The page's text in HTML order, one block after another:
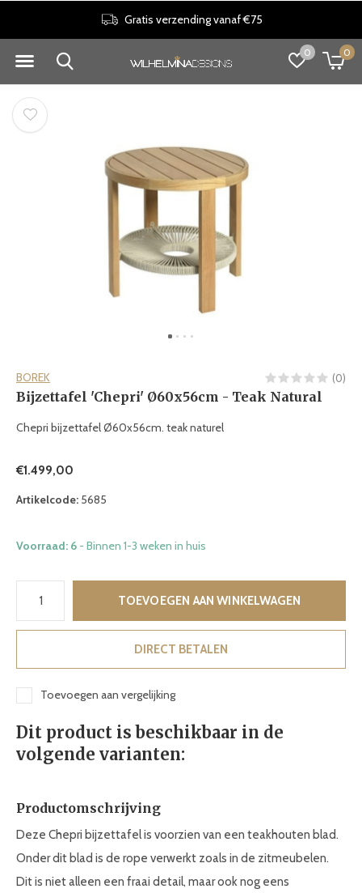
0 0
Gratis verzending vanaf €75
BOREK (0)
Bijzettafel 'Chepri' Ø60x56cm - Teak Natural
Chepri bijzettafel Ø60x56cm. teak naturel
€1.499,00
Artikelcode: 5685
Voorraad: 6 - Binnen 1-3 weken in huis
TOEVOEGEN AAN WINKELWAGEN
DIRECT BETALEN
Toevoegen aan vergelijking
Dit product is beschikbaar in de
volgende varianten:
Productomschrijving
Deze Chepri bijzettafel is voorzien van een teakhouten blad.
Onder dit blad is de rope verwerkt zoals in de zitmeubelen.
Dit is niet alleen een fraai detail, maar ook nog eens